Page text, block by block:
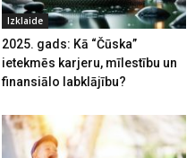
Izklaide
2025. gads: Kā “Čūska”
ietekmēs karjeru, mīlestību un
finansiālo labklājību?